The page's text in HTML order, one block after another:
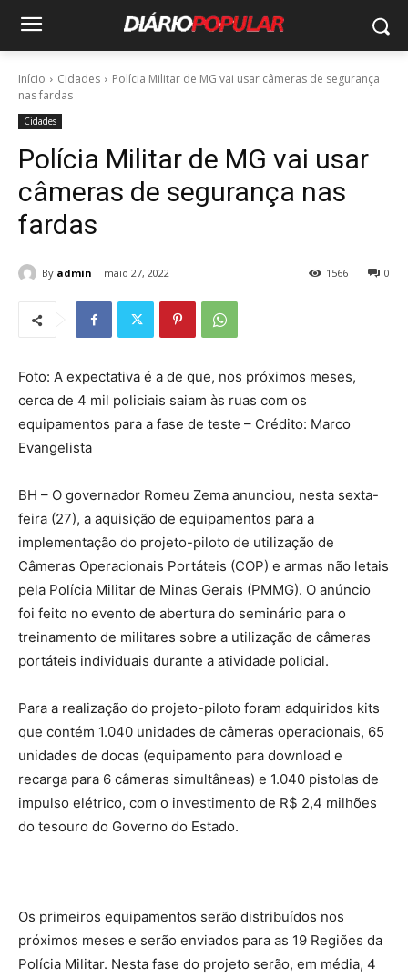
Início Cidades
Polícia Militar de MG vai usar câmeras de segurança
nas fardas
Cidades
Polícia Militar de MG vai usar
câmeras de segurança nas
fardas
By admin maio 27, 2022 0
1566
Foto: A expectativa é a de que, nos próximos meses,
cerca de 4 mil policiais saiam às ruas com os
equipamentos para a fase de teste – Crédito: Marco
Evangelista
BH – O governador Romeu Zema anunciou, nesta sexta-
feira (27), a aquisição de equipamentos para a
implementação do projeto-piloto de utilização de
Câmeras Operacionais Portáteis (COP) e armas não letais
pela Polícia Militar de Minas Gerais (PMMG). O anúncio
foi feito no evento de abertura do seminário para o
treinamento de militares sobre a utilização de câmeras
portáteis individuais durante a atividade policial.
Para a realização do projeto-piloto foram adquiridos kits
que contém 1.040 unidades de câmeras operacionais, 65
unidades de docas (equipamento para download e
recarga para 6 câmeras simultâneas) e 1.040 pistolas de
impulso elétrico, com o investimento de R$ 2,4 milhões
do tesouro do Governo do Estado.
Os primeiros equipamentos serão distribuídos nos
próximos meses e serão enviados para as 19 Regiões da
Polícia Militar. Nesta fase do projeto serão, em média, 4